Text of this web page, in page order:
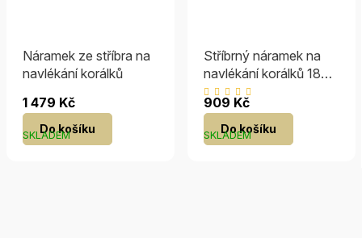
Náramek ze stříbra na
navlékání korálků
SKLADEM
1 479 Kč
Do košíku
Stříbrný náramek na
navlékání korálků 18
cm
hodnocení
produktu
je
SKLADEM
909 Kč
Do košíku